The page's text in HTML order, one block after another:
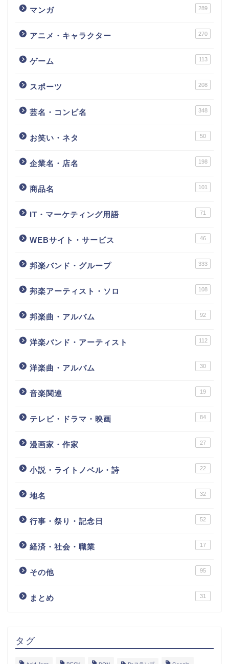
マンガ 289
アニメ・キャラクター 270
ゲーム 113
スポーツ 208
芸名・コンビ名 348
お笑い・ネタ 50
企業名・店名 198
商品名 101
IT・マーケティング用語 71
WEBサイト・サービス 46
邦楽バンド・グループ 333
邦楽アーティスト・ソロ 108
邦楽曲・アルバム 92
洋楽バンド・アーティスト 112
洋楽曲・アルバム 30
音楽関連 19
テレビ・ドラマ・映画 84
漫画家・作家 27
小説・ライトノベル・詩 22
地名 32
行事・祭り・記念日 52
経済・社会・職業 17
その他 95
まとめ 31
タグ